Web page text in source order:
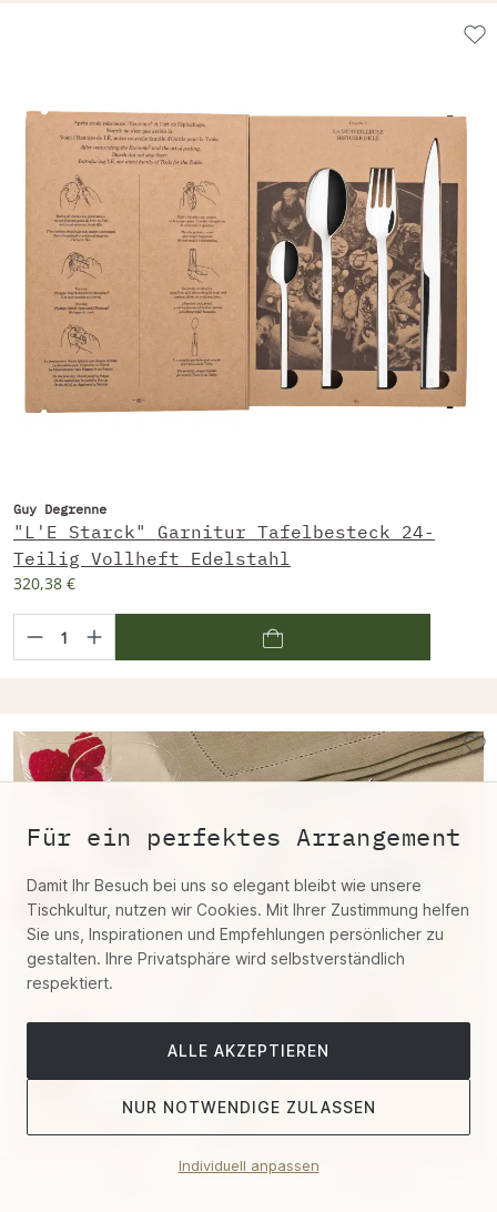
Guy Degrenne
"L'E Starck" Garnitur Tafelbesteck 24-
Teilig Vollheft Edelstahl
320,38 €
Für ein perfektes Arrangement
Damit Ihr Besuch bei uns so elegant bleibt wie unsere
Tischkultur, nutzen wir Cookies. Mit Ihrer Zustimmung helfen
Sie uns, Inspirationen und Empfehlungen persönlicher zu
gestalten. Ihre Privatsphäre wird selbstverständlich
respektiert.
ALLE AKZEPTIEREN
NUR NOTWENDIGE ZULASSEN
Individuell anpassen